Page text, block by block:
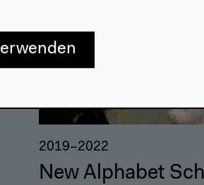
2019–2022
New Alphabet